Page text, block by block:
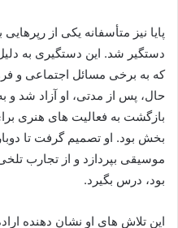
پایا نیز متأسفانه یکی از
دستگیر شد. این دستگیری به
که به برخی مسائل اجتماعی و
حال، پس از مدتی، او آزاد شد و
بازگشت به فعالیت‌ های هنری
بخش بود. او تصمیم گرفت تا
موسیقی بپردازد و از تجارب
بود، درس بگیرد.
این تلاش‌ های او نشان‌ دهنده‌